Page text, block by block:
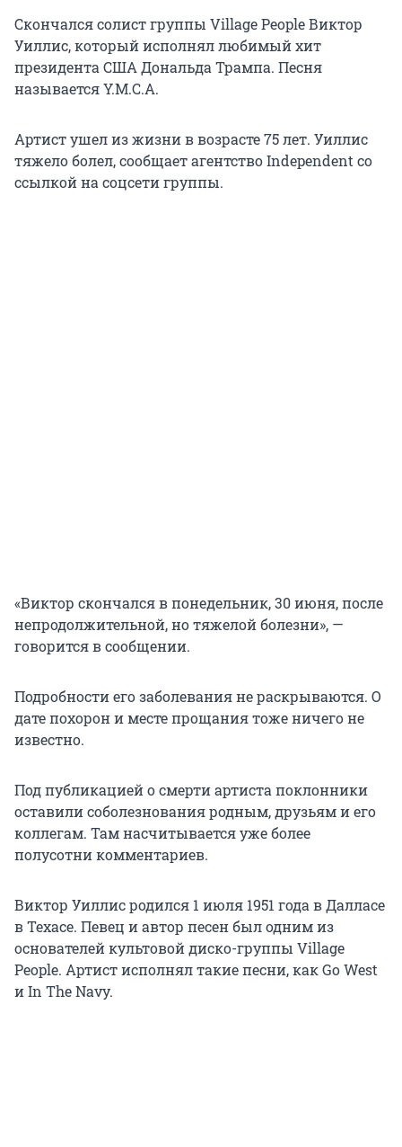
Скончался солист группы Village People Виктор
Уиллис, который исполнял любимый хит
президента США Дональда Трампа. Песня
называется Y.M.C.A.
Артист ушел из жизни в возрасте 75 лет. Уиллис
тяжело болел, сообщает агентство Independent со
ссылкой на соцсети группы.
«Виктор скончался в понедельник, 30 июня, после
непродолжительной, но тяжелой болезни», —
говорится в сообщении.
Подробности его заболевания не раскрываются. О
дате похорон и месте прощания тоже ничего не
известно.
Под публикацией о смерти артиста поклонники
оставили соболезнования родным, друзьям и его
коллегам. Там насчитывается уже более
полусотни комментариев.
Виктор Уиллис родился 1 июля 1951 года в Далласе
в Техасе. Певец и автор песен был одним из
основателей культовой диско-группы Village
People. Артист исполнял такие песни, как Go West
и In The Navy.